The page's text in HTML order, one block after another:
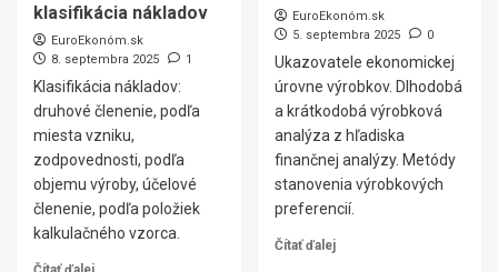
klasifikácia nákladov
EuroEkonóm.sk
8. septembra 2025
1
Klasifikácia nákladov:
druhové členenie, podľa
miesta vzniku,
zodpovednosti, podľa
objemu výroby, účelové
členenie, podľa položiek
kalkulačného vzorca.
EuroEkonóm.sk
5. septembra 2025
0
Ukazovatele ekonomickej
úrovne výrobkov. Dlhodobá
a krátkodobá výrobková
analýza z hľadiska
finančnej analýzy. Metódy
stanovenia výrobkových
preferencií.
Čítať ďalej